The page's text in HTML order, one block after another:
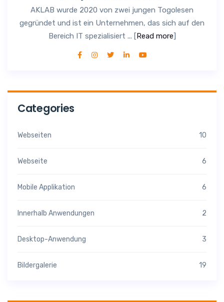
AKLAB wurde 2020 von zwei jungen Togolesen
gegründet und ist ein Unternehmen, das sich auf den
Bereich IT spezialisiert ... [Read more]
Categories
Webseiten 10
Webseite 6
Mobile Applikation 6
Innerhalb Anwendungen 2
Desktop-Anwendung 3
Bildergalerie 19